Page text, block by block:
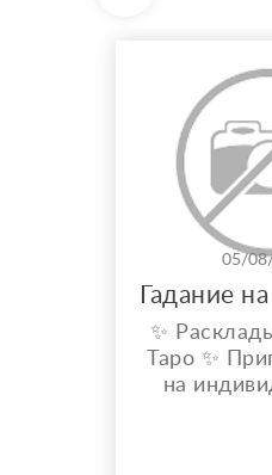
05/
✨
Таро ✨
на